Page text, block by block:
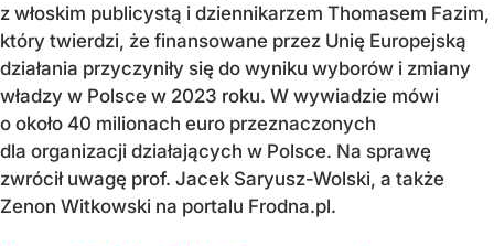
z włoskim publicystą i dziennikarzem Thomasem Fazim,
który twierdzi, że finansowane przez Unię Europejską
działania przyczyniły się do wyniku wyborów i zmiany
władzy w Polsce w 2023 roku. W wywiadzie mówi
o około 40 milionach euro przeznaczonych
dla organizacji działających w Polsce. Na sprawę
zwrócił uwagę prof. Jacek Saryusz-Wolski, a także
Zenon Witkowski na portalu Frodna.pl.